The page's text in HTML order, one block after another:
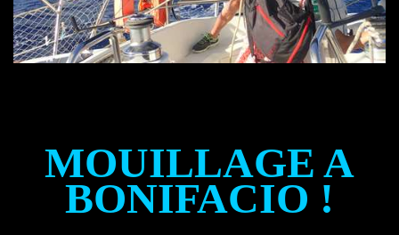
MOUILLAGE A
BONIFACIO !